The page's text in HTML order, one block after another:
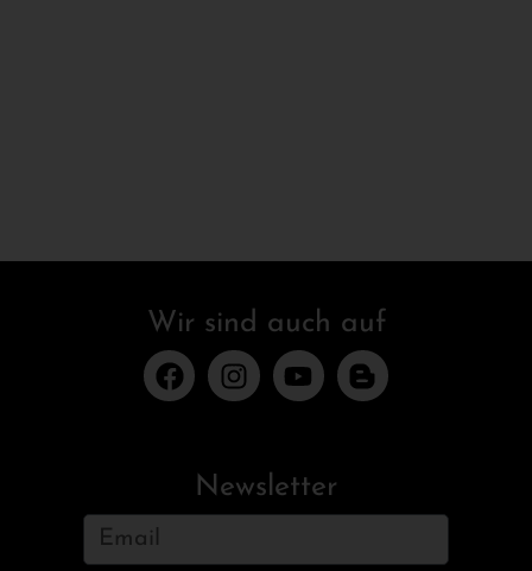
Wir sind auch auf
Newsletter